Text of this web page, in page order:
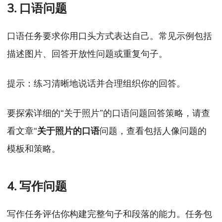
3. 口语问题
口语任务要求你用口头方式表达自己。常见示例包括
描述图片、回答开放性问题或重复句子。
提示：练习清晰地说话并合理组织你的回答。
要探索详细的“关于照片”的口语问题回答策略，请查
看文章“关于照片的口语问题，查看包括人像问题的
模板和策略。
4. 写作问题
写作任务评估你构建完整句子和段落的能力。任务包